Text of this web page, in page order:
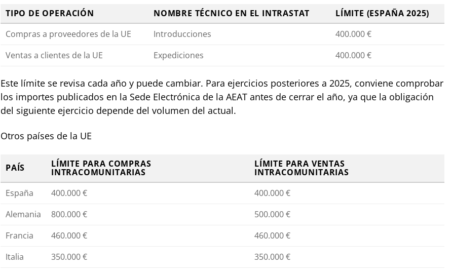
TIPO DE OPERACIÓN NOMBRE TÉCNICO EN EL INTRASTAT
LÍMITE (ESPAÑA 2025)
Compras a proveedores de la UE
Introducciones
400.000 €
Ventas a clientes de la UE
Expediciones 400.000 €
Este límite se revisa cada año y puede cambiar. Para ejercicios posteriores a 2025, conviene comprobar
los importes publicados en la Sede Electrónica de la AEAT antes de cerrar el año, ya que la obligación
del siguiente ejercicio depende del volumen del actual.
Otros países de la UE
PAÍS LÍMITE PARA COMPRAS
INTRACOMUNITARIAS
LÍMITE PARA VENTAS
INTRACOMUNITARIAS
España
400.000 €
400.000 €
Alemania
800.000 €
500.000 €
Francia
460.000 €
460.000 €
Italia
350.000 € 350.000 €